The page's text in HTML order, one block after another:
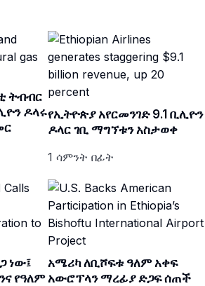
ትብብር
ዶላሩየኢትዮጵያ አየርመንገድ 9.1 ቢሊዮን
ዶላር ገቢ ማግኘቱን አስታወቀ
1 ሳምንት በፊት
ነው፤
የዓለም
አሜሪካ ለቢሾፍቱ ዓለም አቀፍ
አውሮፕላን ማረፊያ ድጋፍ ሰጠች